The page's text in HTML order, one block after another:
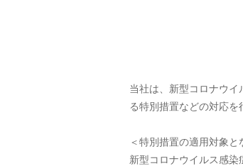
当社は、新型コロナウ
る特別措置などの対応を
＜特別措置の適用対象と
新型コロナウイルス感染